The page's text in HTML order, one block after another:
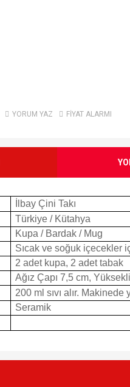
YORUM YAZ FİYAT ALARMI
İlbay Çini Takı
Türkiye / Kütahya
Kupa / Bardak / Mug
Sıcak ve soğuk içecekler
2 adet kupa, 2 adet tabak
Ağız Çapı 7,5 cm,
200 ml sıvı alır. Makinede
Seramik